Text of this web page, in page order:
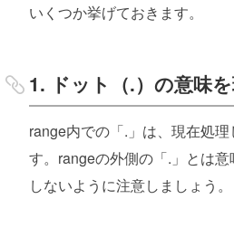
いくつか挙げておきます。
1. ドット（.）の意味
range内での「.」は、現在処
す。rangeの外側の「.」とは
しないように注意しましょう。